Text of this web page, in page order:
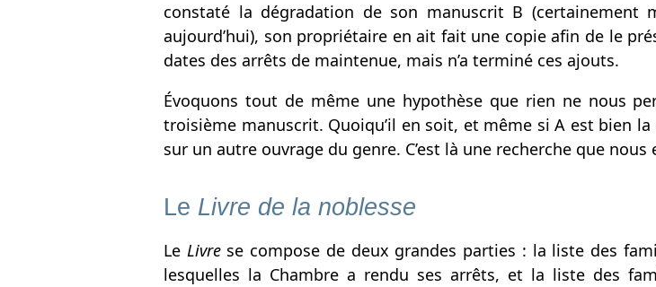
constaté la dégradation de son manuscrit B (certainement
aujourd’hui), son propriétaire en ait fait une copie afin de le
dates des arrêts de maintenue, mais n’a terminé ces ajouts.
Évoquons tout de même une hypothèse que rien ne nous
troisième manuscrit. Quoiqu’il en soit, et même si A est bien
sur un autre ouvrage du genre. C’est là une recherche que
Le Livre de la noblesse
Le Livrese compose de deux grandes parties : la liste des
lesquelles la Chambre a rendu ses arrêts, et la liste des